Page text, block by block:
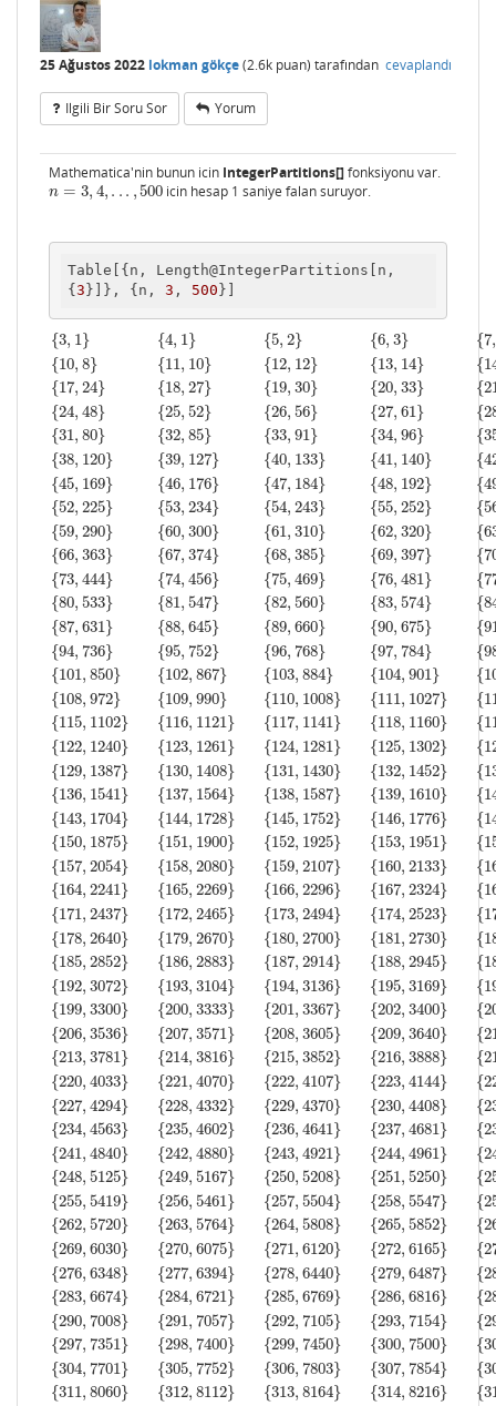
25 Ağustos 2022 lokman gökçe(2.6k puan) tarafından cevaplandı
Ilgili Bir Soru Sor Yorum
Mathematica'nin bunun icin IntegerPartitions[]fonksiyonu var.
n = 3, 4, . . . ,500
n= 3, 4,.. ,500 icin hesap 1 saniye falan suruyor.
Table[{n, Length@IntegerPartitions[n,
{ 3 }]}, {n, 3 , 500
{3, 1}
{10, 8}
{17, 24}
{24, 48}
{31, 80}
{38, 120}
{45, 169}
{52, 225}
{59, 290}
{66, 363}
{73, 444}
{80, 533}
{87, 631}
{94, 736}
{101, 850}
{108, 972}
{115, 1102}
{122, 1240}
{129, 1387}
{136, 1541}
{143, 1704}
{150, 1875}
{157, 2054}
{164, 2241}
{171, 2437}
{178, 2640}
{185, 2852}
{192, 3072}
{199, 3300}
{206, 3536}
{213, 3781}
{220, 4033}
{227, 4294}
{234, 4563}
{241, 4840}
{248, 5125}
{255, 5419}
{262, 5720}
{269, 6030}
{276, 6348}
{283, 6674}
{290, 7008}
{297, 7351}
{304, 7701}
{311, 8060}
{4, 1}
{11, 10}
{18, 27}
{25, 52}
{32, 85}
{39, 127}
{46, 176}
{53, 234}
{60, 300}
{67, 374}
{74, 456}
{81, 547}
{88, 645}
{95, 752}
{102, 867}
{109, 990}
{116, 1121}
{123, 1261}
{130, 1408}
{137, 1564}
{144, 1728}
{151, 1900}
{158, 2080}
{165, 2269}
{172, 2465}
{179, 2670}
{186, 2883}
{193, 3104}
{200, 3333}
{207, 3571}
{214, 3816}
{221, 4070}
{228, 4332}
{235, 4602}
{242, 4880}
{249, 5167}
{256, 5461}
{263, 5764}
{270, 6075}
{277, 6394}
{284, 6721}
{291, 7057}
{298, 7400}
{305, 7752}
{312, 8112}
{5, 2}
{12, 12}
{19, 30}
{26, 56}
{33, 91}
{40, 133}
{47, 184}
{54, 243}
{61, 310}
{68, 385}
{75, 469}
{82, 560}
{89, 660}
{96, 768}
{103, 884}
{110, 1008}
{117, 1141}
{124, 1281}
{131, 1430}
{138, 1587}
{145, 1752}
{152, 1925}
{159, 2107}
{166, 2296}
{173, 2494}
{180, 2700}
{187, 2914}
{194, 3136}
{201, 3367}
{208, 3605}
{215, 3852}
{222, 4107}
{229, 4370}
{236, 4641}
{243, 4921}
{250, 5208}
{257, 5504}
{264, 5808}
{271, 6120}
{278, 6440}
{285, 6769}
{292, 7105}
{299, 7450}
{306, 7803}
{313, 8164}
{6, 3}
{13, 14}
{20, 33}
{27, 61}
{34, 96}
{41, 140}
{48, 192}
{55, 252}
{62, 320}
{69, 397}
{76, 481}
{83, 574}
{90, 675}
{97, 784}
{104, 901}
{111, 1027}
{118, 1160}
{125, 1302}
{132, 1452}
{139, 1610}
{146, 1776}
{153, 1951}
{160, 2133}
{167, 2324}
{174, 2523}
{181, 2730}
{188, 2945}
{195, 3169}
{202, 3400}
{209, 3640}
{216, 3888}
{223, 4144}
{230, 4408}
{237, 4681}
{244, 4961}
{251, 5250}
{258, 5547}
{265, 5852}
{272, 6165}
{279, 6487}
{286, 6816}
{293, 7154}
{300, 7500}
{307, 7854}
{314, 8216}
{7,
{
{
{
{
{
{
{
{
{
{
{
{
{
{
{
{
{
{
{
{
{
{
{
{
{
{
{
{
{
{
{
{
{
{
{
{
{
{
{
{
{
{
{
{
3 1}{4,1 ,2 3} 7 4 }{ { 10 ,8 { 11 10} 12 { 13 ,14 14 {